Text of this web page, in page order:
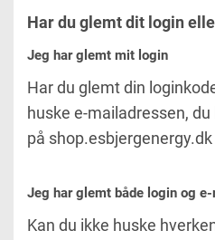
Har du glemt dit login
Jeg har glemt mit login
Har du glemt din
huske e-mailadressen,
på shop.esbjergenergy.dk
Jeg har glemt både login og
Kan du ikke huske